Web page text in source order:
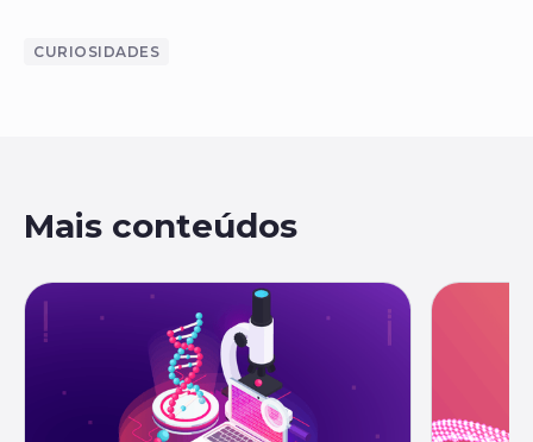
CURIOSIDADES
Mais conteúdos